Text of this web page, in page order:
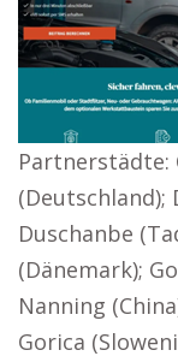
Partnerstädte:
(Deutschland);
Duschanbe
(Dänemark);
Nanning
Gorica